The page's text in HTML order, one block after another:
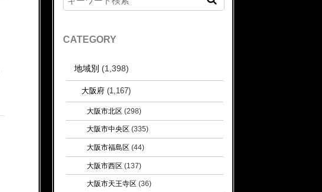
CATEGORY
地域別 (1,398)
大阪府(1,167)
大阪市北区(298)
大阪市中央区 (335)
大阪市福島区(44)
大阪市西区(137)
大阪市天王寺区 (36)